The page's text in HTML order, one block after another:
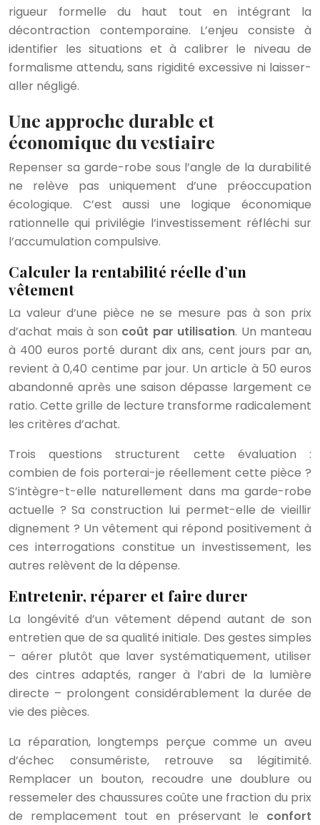
rigueur formelle du haut tout en intégrant la
décontraction contemporaine. L’enjeu consiste à
identifier les situations et à calibrer le niveau de
formalisme attendu, sans rigidité excessive ni laisser-
aller négligé.
Une approche durable et
économique du vestiaire
Repenser sa garde-robe sous l’angle de la durabilité
ne relève pas uniquement d’une préoccupation
écologique. C’est aussi une logique économique
rationnelle qui privilégie l’investissement réfléchi sur
l’accumulation compulsive.
Calculer la rentabilité réelle d’un
vêtement
La valeur d’une pièce ne se mesure pas à son prix
d’achat mais à son coût par utilisation. Un manteau
à 400 euros porté durant dix ans, cent jours par an,
revient à 0,40 centime par jour. Un article à 50 euros
abandonné après une saison dépasse largement ce
ratio. Cette grille de lecture transforme radicalement
les critères d’achat.
Trois questions structurent cette évaluation :
combien de fois porterai-je réellement cette pièce ?
S’intègre-t-elle naturellement dans ma garde-robe
actuelle ? Sa construction lui permet-elle de vieillir
dignement ? Un vêtement qui répond positivement à
ces interrogations constitue un investissement, les
autres relèvent de la dépense.
Entretenir, réparer et faire durer
La longévité d’un vêtement dépend autant de son
entretien que de sa qualité initiale. Des gestes simples
– aérer plutôt que laver systématiquement, utiliser
des cintres adaptés, ranger à l’abri de la lumière
directe – prolongent considérablement la durée de
vie des pièces.
La réparation, longtemps perçue comme un aveu
d’échec consumériste, retrouve sa légitimité.
Remplacer un bouton, recoudre une doublure ou
ressemeler des chaussures coûte une fraction du prix
de remplacement tout en préservant le confort